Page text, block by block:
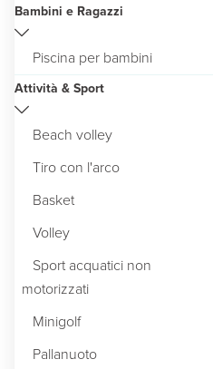
Bambini e Ragazzi
Piscina per bambini
Attività & Sport
Beach volley
Tiro con l'arco
Basket
Volley
Sport acquatici non
motorizzati
Minigolf
Pallanuoto